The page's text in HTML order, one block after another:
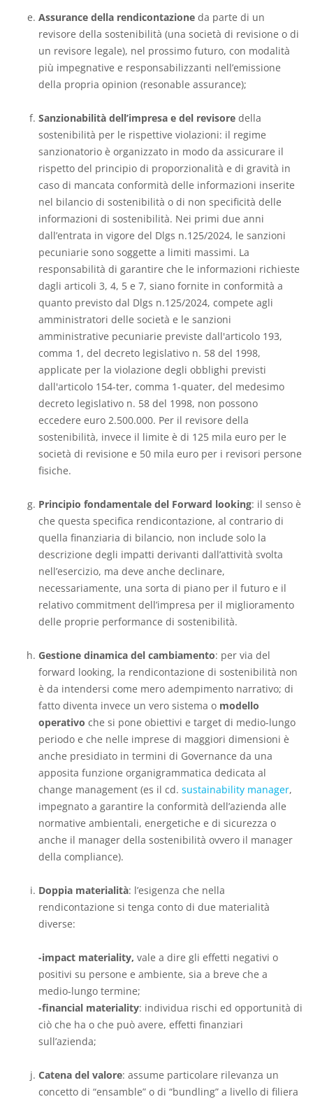
Assurance della rendicontazione da parte di un
revisore della sostenibilità (una società di revisione o di
un revisore legale), nel prossimo futuro, con modalità
più impegnative e responsabilizzanti nell’emissione
della propria opinion (resonable assurance);
Sanzionabilità dell’impresa e del revisore della
sostenibilità per le rispettive violazioni: il regime
sanzionatorio è organizzato in modo da assicurare il
rispetto del principio di proporzionalità e di gravità in
caso di mancata conformità delle informazioni inserite
nel bilancio di sostenibilità o di non specificità delle
informazioni di sostenibilità. Nei primi due anni
dall’entrata in vigore del Dlgs n.125/2024, le sanzioni
pecuniarie sono soggette a limiti massimi. La
responsabilità di garantire che le informazioni richieste
dagli articoli 3, 4, 5 e 7, siano fornite in conformità a
quanto previsto dal Dlgs n.125/2024, compete agli
amministratori delle società e le sanzioni
amministrative pecuniarie previste dall'articolo 193,
comma 1, del decreto legislativo n. 58 del 1998,
applicate per la violazione degli obblighi previsti
dall'articolo 154-ter, comma 1-quater, del medesimo
decreto legislativo n. 58 del 1998, non possono
eccedere euro 2.500.000. Per il revisore della
sostenibilità, invece il limite è di 125 mila euro per le
società di revisione e 50 mila euro per i revisori persone
fisiche.
Principio fondamentale del Forward looking: il senso è
che questa specifica rendicontazione, al contrario di
quella finanziaria di bilancio, non include solo la
descrizione degli impatti derivanti dall’attività svolta
nell’esercizio, ma deve anche declinare,
necessariamente, una sorta di piano per il futuro e il
relativo commitment dell’impresa per il miglioramento
delle proprie performance di sostenibilità.
Gestione dinamica del cambiamento: per via del
forward looking, la rendicontazione di sostenibilità non
è da intendersi come mero adempimento narrativo; di
fatto diventa invece un vero sistema o modello
operativo che si pone obiettivi e target di medio-lungo
periodo e che nelle imprese di maggiori dimensioni è
anche presidiato in termini di Governance da una
apposita funzione organigrammatica dedicata al
change management (es il cd. sustainability manager,
impegnato a garantire la conformità dell’azienda alle
normative ambientali, energetiche e di sicurezza o
anche il manager della sostenibilità ovvero il manager
della compliance).
Doppia materialità: l’esigenza che nella
rendicontazione si tenga conto di due materialità
diverse:
-impact materiality, vale a dire gli effetti negativi o
positivi su persone e ambiente, sia a breve che a
medio-lungo termine;
-financial materiality: individua rischi ed opportunità di
ciò che ha o che può avere, effetti finanziari
sull’azienda;
Catena del valore: assume particolare rilevanza un
concetto di “ensamble” o di “bundling” a livello di filiera